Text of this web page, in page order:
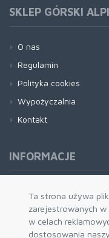
Ta strona używa
zarejestrowanych w
w celach
dostosowania
SKLEP GÓRSKI
O nas
Regulamin
Polityka cookies
Wypożyczalnia
Kontakt
INFORMACJE
Formy płatności
Dostawa i wysyłka
Zwrot i wymiana